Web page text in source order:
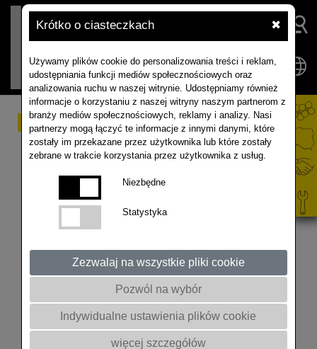
Krótko o ciasteczkach ✖
Używamy plików cookie do personalizowania treści i reklam,
udostępniania funkcji mediów społecznościowych oraz
analizowania ruchu w naszej witrynie. Udostępniamy również
informacje o korzystaniu z naszej witryny naszym partnerom z
branży mediów społecznościowych, reklamy i analizy. Nasi
partnerzy mogą łączyć te informacje z innymi danymi, które
zostały im przekazane przez użytkownika lub które zostały
zebrane w trakcie korzystania przez użytkownika z usług.
Niezbędne
Statystyka
Zezwalaj na wszystkie pliki cookie
Pozwól na wybór
Indywidualne ustawienia plików cookie
więcej szczegółów
RAPOOL XPERIENCE –
ostatni dzień kwietnia na
platformie
RAPOOL XPERIENCE – ostatni dzień kwietnia na
doświadczalna pod koniec kwietnia – pełnia
sezonu wiosennego i intensywny rozwój roślin Co
można było zobaczyć? • rzepak w różnych fazach
rozwojowych – od wczesnego wzrostu po
zaawansowane pąkowanie • wyraźne
zróżnicowanie roślin w zależności od wczesności